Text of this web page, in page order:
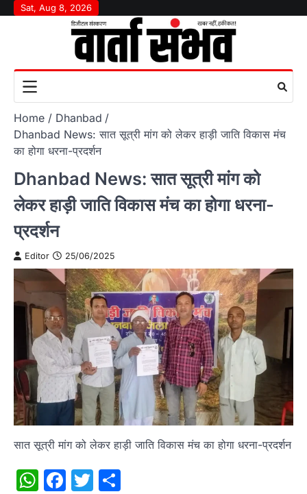
SkipSat, Aug 8, 2026
Home
Dhanbad
Dhanbad News: सात सूत्री मांग को लेकर हाड़ी जाति विकास मंच
का होगा धरना-प्रदर्शन
Dhanbad News: सात सूत्री मांग को
लेकर हाड़ी जाति विकास मंच का होगा धरना-
प्रदर्शन
Editor 25/06/2025
सात सूत्री मांग को लेकर हाड़ी जाति विकास मंच का होगा धरना-प्रदर्शन
WhatsApp
Facebook
Twitter